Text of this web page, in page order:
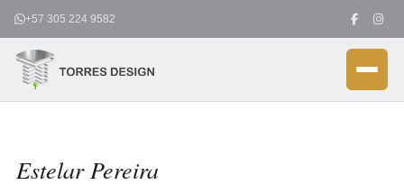
contenido
+57 305 224 9582
Estelar Pereira